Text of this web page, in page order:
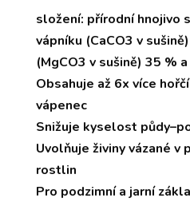
složení: přírodní hnojivo
vápníku (CaCO3 v
(MgCO3 v sušině) 35 %
Obsahuje až 6x více
vápenec
Snižuje kyselost
Uvolňuje živiny vázané v
rostlin
Pro podzimní a jarní